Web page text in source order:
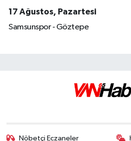
17 Ağustos, Pazartesi
Samsunspor - Göztepe
Nöbetçi Eczaneler